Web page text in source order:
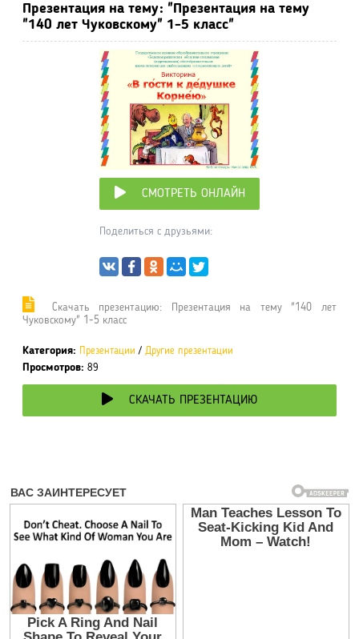
Презентация на тему: "Презентация на тему
"140 лет Чуковскому" 1-5 класс"
СМОТРЕТЬ ОНЛАЙН
Поделиться с друзьями:
Cкачать презентацию: Презентация на тему "140 лет
Чуковскому" 1-5 класс
Категория: Презентации / Другие презентации
Просмотров: 89
СКАЧАТЬ ПРЕЗЕНТАЦИЮ